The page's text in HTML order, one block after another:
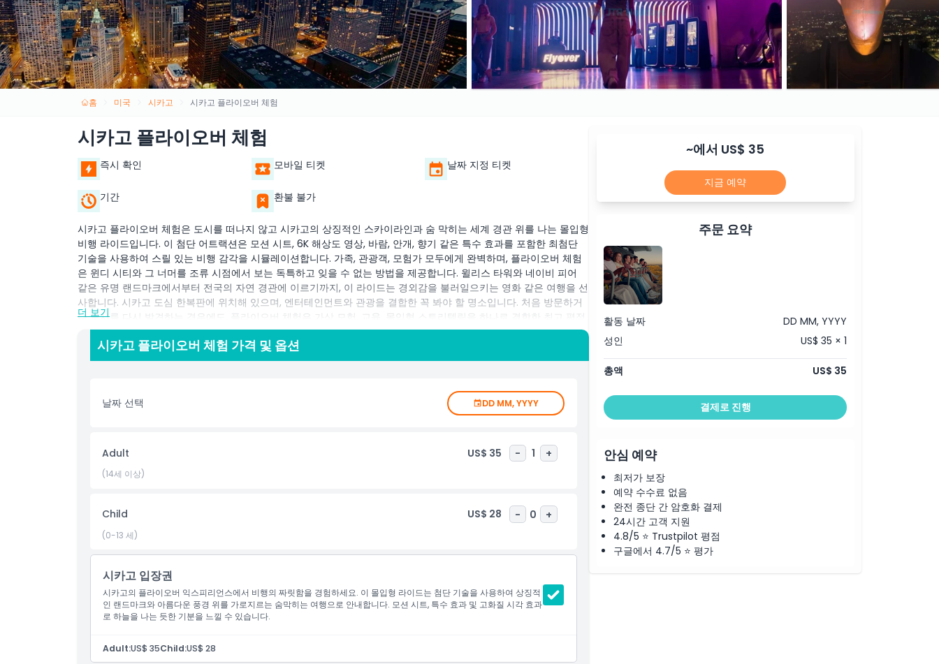
홈 미국 시카고 시카고 플라이오버 체험
시카고 플라이오버 체험
즉시 확인 모바일 티켓 날짜 지정 티켓
기간 환불 불가
시카고 플라이오버 체험은 도시를 떠나지 않고 시카고의 상징적인 스카이라인과 숨 막히는 세계 경관 위를 나는 몰입형
비행 라이드입니다. 이 첨단 어트랙션은 모션 시트, 6K 해상도 영상, 바람, 안개, 향기 같은 특수 효과를 포함한 최첨단
기술을 사용하여 스릴 있는 비행 감각을 시뮬레이션합니다. 가족, 관광객, 모험가 모두에게 완벽하며, 플라이오버 체험
은 윈디 시티와 그 너머를 조류 시점에서 보는 독특하고 잊을 수 없는 방법을 제공합니다. 윌리스 타워와 네이비 피어
같은 유명 랜드마크에서부터 전국의 자연 경관에 이르기까지, 이 라이드는 경외감을 불러일으키는 영화 같은 여행을 선
사합니다. 시카고 도심 한복판에 위치해 있으며, 엔터테인먼트와 관광을 결합한 꼭 봐야 할 명소입니다. 처음 방문하거
나 도시를 다시 발견하는 경우에도, 플라이오버 체험은 가상 모험, 교육, 몰입형 스토리텔링을 하나로 결합한 최고 평점
시카고 명소입니다.
아동 성인 정책
적합하지 않은 대상
알아야 할 사항
위치
더 보기
시카고 플라이오버 체험 가격 및 옵션
날짜 선택 DD MM, YYYY
Adult US$ 35 - 1 +
(14세 이상)
Child US$ 28 - 0 +
(0-13 세)
시카고 입장권
시카고의 플라이오버 익스피리언스에서 비행의 짜릿함을 경험하세요. 이 몰입형 라이드는 첨단 기술을 사용하여 상징적
인 랜드마크와 아름다운 풍경 위를 가로지르는 숨막히는 여행으로 안내합니다. 모션 시트, 특수 효과 및 고화질 시각 효과
로 하늘을 나는 듯한 기분을 느낄 수 있습니다.
Adult:US$ 35Child:US$ 28
~에서 US$ 35
지금 예약
주문 요약
활동 날짜
DD MM, YYYY
성인
US$ 35 × 1
총액 US$ 35
결제로 진행
안심 예약
최저가 보장
예약 수수료 없음
완전 종단 간 암호화 결제
24시간 고객 지원
4.8/5 ⭐ Trustpilot 평점
구글에서 4.7/5 ⭐ 평가